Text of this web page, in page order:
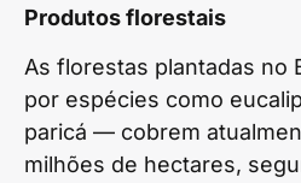
Produtos florestais
As florestas plantadas no
por espécies como
paricá — cobrem
milhões de hectares,